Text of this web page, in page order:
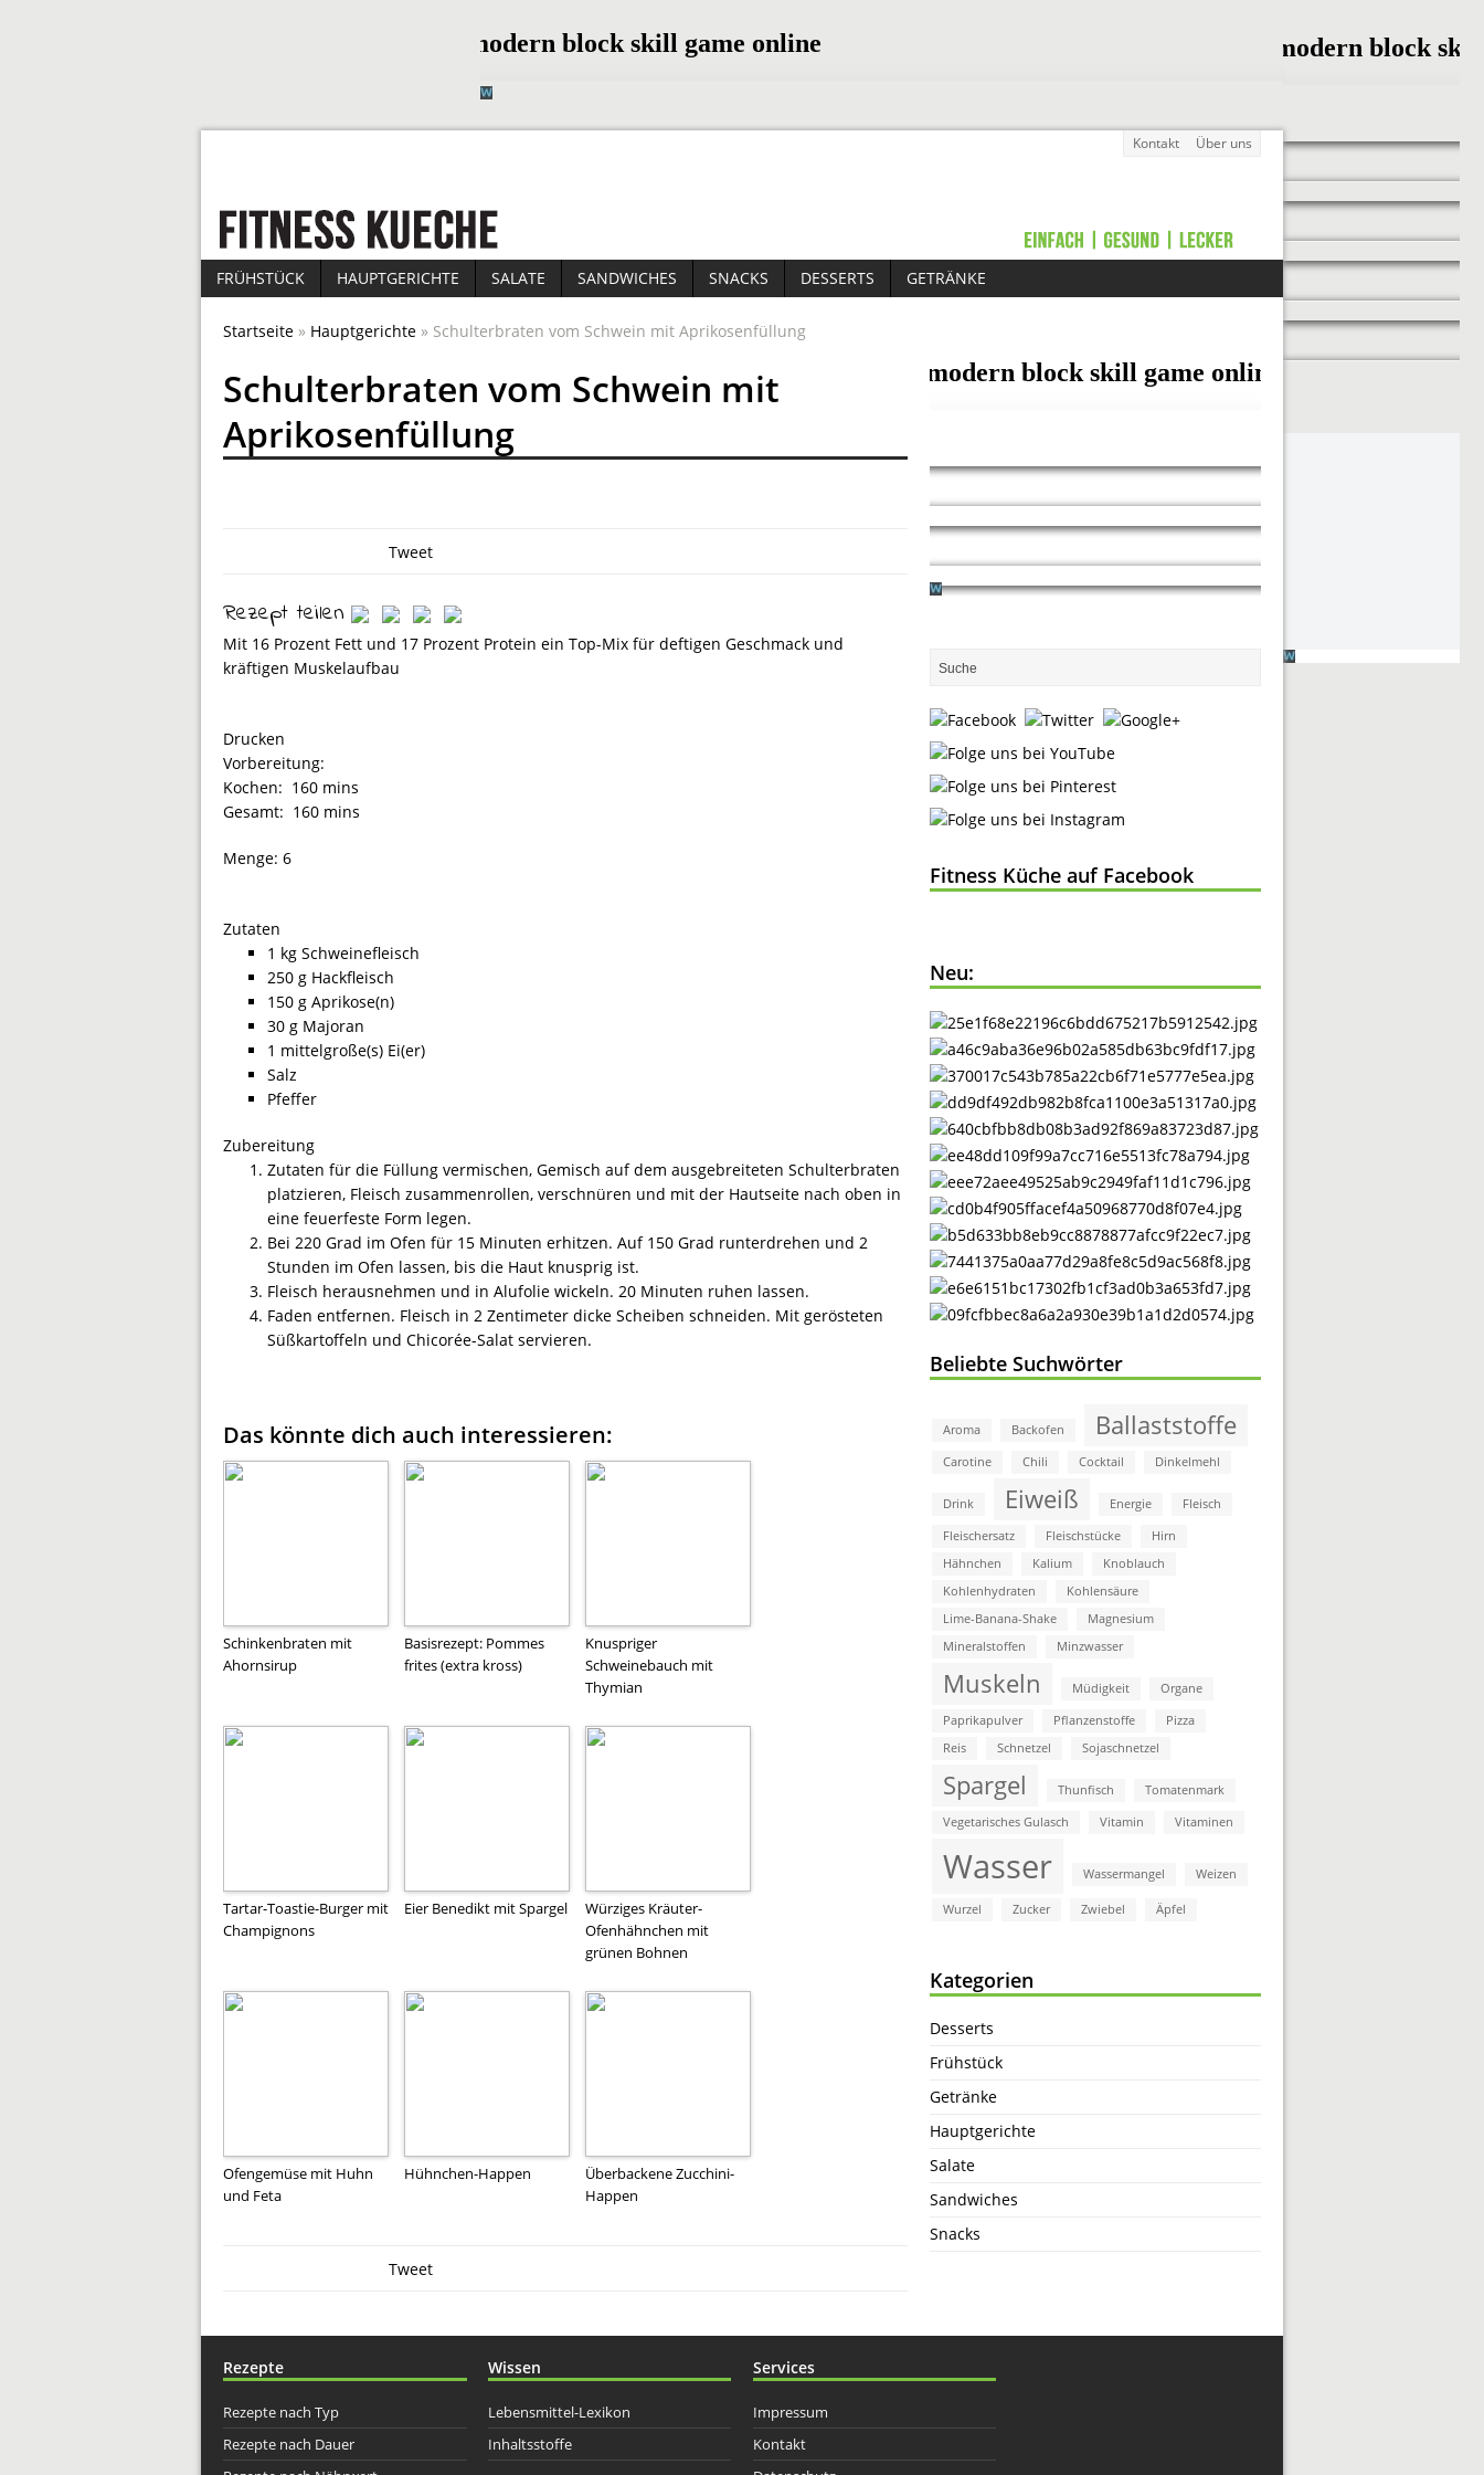
Kontakt Über uns
FRÜHSTÜCK HAUPTGERICHTE SALATE SANDWICHES SNACKS DESSERTS GETRÄNKE
Startseite » Hauptgerichte » Schulterbraten vom Schwein mit Aprikosenfüllung
Schulterbraten vom Schwein mit
Aprikosenfüllung
Tweet
Rezept teilen
Mit 16 Prozent Fett und 17 Prozent Protein ein Top-Mix für deftigen Geschmack und
kräftigen Muskelaufbau
Drucken
Vorbereitung:
Kochen: 160 mins
Gesamt: 160 mins
Menge: 6
Zutaten
1 kg Schweinefleisch
250 g Hackfleisch
150 g Aprikose(n)
30 g Majoran
1 mittelgroße(s) Ei(er)
Salz
Pfeffer
Zubereitung
Zutaten für die Füllung vermischen, Gemisch auf dem ausgebreiteten Schulterbraten
platzieren, Fleisch zusammenrollen, verschnüren und mit der Hautseite nach oben in
eine feuerfeste Form legen.
Bei 220 Grad im Ofen für 15 Minuten erhitzen. Auf 150 Grad runterdrehen und 2
Stunden im Ofen lassen, bis die Haut knusprig ist.
Fleisch herausnehmen und in Alufolie wickeln. 20 Minuten ruhen lassen.
Faden entfernen. Fleisch in 2 Zentimeter dicke Scheiben schneiden. Mit gerösteten
Süßkartoffeln und Chicorée-Salat servieren.
Das könnte dich auch interessieren:
Schinkenbraten mit
Ahornsirup
Basisrezept: Pommes
frites (extra kross)
Knuspriger
Schweinebauch mit
Thymian
Tartar-Toastie-Burger mit
Champignons
Eier Benedikt mit Spargel
Würziges Kräuter-
Ofenhähnchen mit
grünen Bohnen
Ofengemüse mit Huhn
und Feta
Hühnchen-Happen
Überbackene Zucchini-
Happen
Tweet
Fitness Küche auf Facebook
Neu:
Beliebte Suchwörter
Aroma Backofen Ballaststoffe
Carotine Chili Cocktail Dinkelmehl
Drink Eiweiß Energie Fleisch
Fleischersatz Fleischstücke
Hirn
Hähnchen
Kalium
Knoblauch
Kohlenhydraten
Kohlensäure
Lime-Banana-Shake
Magnesium
Mineralstoffen
Minzwasser
Muskeln Müdigkeit Organe
Paprikapulver Pflanzenstoffe
Pizza
Reis
Schnetzel Sojaschnetzel
Spargel Thunfisch Tomatenmark
Vegetarisches Gulasch Vitamin Vitaminen
Wasser Wassermangel Weizen
Wurzel Zucker Zwiebel Äpfel
Kategorien
Desserts
Frühstück
Getränke
Hauptgerichte
Salate
Sandwiches
Snacks
Rezepte
Rezepte nach Typ
Rezepte nach Dauer
Wissen
Lebensmittel-Lexikon
Inhaltsstoffe
Services
Impressum
Kontakt